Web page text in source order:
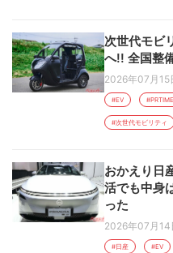
次世代モビ
へ!! 全国整
2026年07月15
#EV
#次世代モビリティ
おかえり日
活でも中身
った
2026年07月14
#日産 #EV